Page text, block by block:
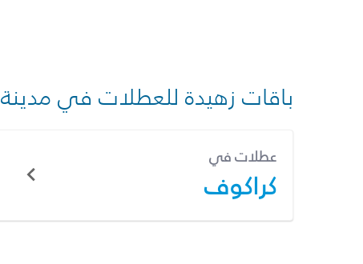
باقات زهيدة للعطلات في مدينة
عطلات في
كراكوف